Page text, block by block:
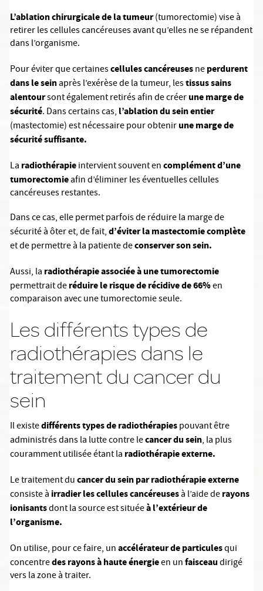
L’ablation chirurgicale de la tumeur(tumorectomie) vise à
retirer les cellules cancéreuses avant qu’elles ne se répandent
dans l’organisme.
Pour éviter que certainescellules cancéreusesneperdurent
dans le seinaprès l’exérèse de la tumeur, lestissus sains
alentoursont également retirés afin de créerune marge de
sécurité. Dans certains cas, l’ablation du sein entier
(mastectomie) est nécessaire pour obtenirune marge de
sécurité suffisante.
La radiothérapieintervient souvent encomplément d’une
tumorectomieafin d’éliminer les éventuelles cellules
cancéreuses restantes.
Dans ce cas, elle permet parfois de réduire la marge de
sécurité à ôter et, de fait,d’éviter la mastectomie complète
et de permettre à la patiente deconserver son sein.
Aussi, la radiothérapie associée à une tumorectomie
permettrait deréduire le risque de récidive de 66%en
comparaison avec une tumorectomie seule.
Les différents types de
radiothérapies dans le
traitement du cancer du
sein
Il existedifférents types de radiothérapiespouvant être
administrés dans la lutte contre lecancer du sein, la plus
couramment utilisée étant la radiothérapie externe.
Le traitement ducancer du sein parradiothérapie externe
consiste à irradier les cellules cancéreusesà l’aide derayons
ionisantsdont la source est situéeà l’extérieur de
l’organisme.
On utilise, pour ce faire, unaccélérateur de particulesqui
concentredes rayons à haute énergieen unfaisceaudirigé
vers la zone à traiter.